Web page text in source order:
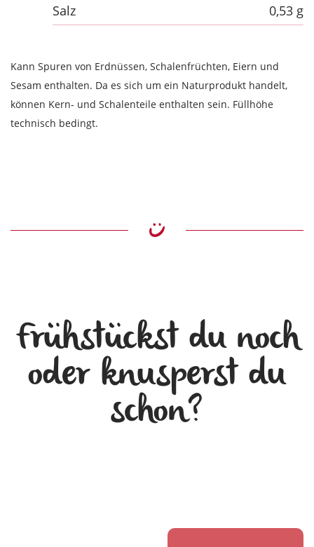
Salz
0,53 g
Kann Spuren von Erdnüssen, Schalenfrüchten, Eiern und
Sesam enthalten. Da es sich um ein Naturprodukt handelt,
können Kern- und Schalenteile enthalten sein. Füllhöhe
technisch bedingt.
Frühstückst du noch
oder knusperst du
schon?